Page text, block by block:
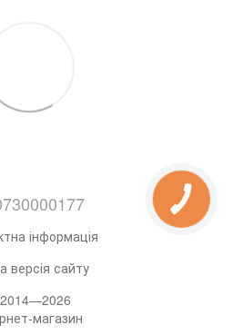
інформація
версія сайту
магазин